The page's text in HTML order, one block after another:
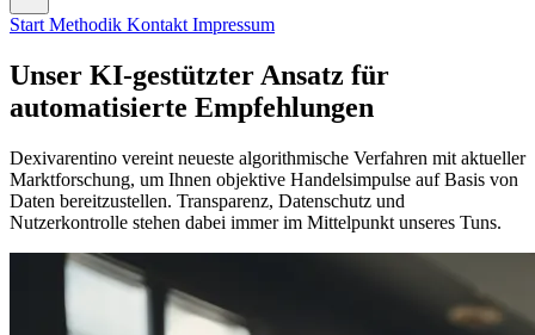
Start Methodik Kontakt Impressum
Unser KI-gestützter Ansatz für
automatisierte Empfehlungen
Dexivarentino vereint neueste algorithmische Verfahren mit aktueller
Marktforschung, um Ihnen objektive Handelsimpulse auf Basis von
Daten bereitzustellen. Transparenz, Datenschutz und
Nutzerkontrolle stehen dabei immer im Mittelpunkt unseres Tuns.